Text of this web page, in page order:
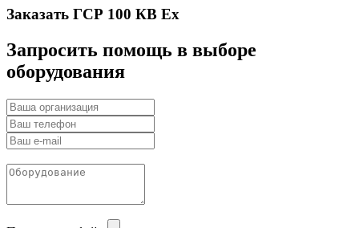
Заказать ГСР 100 КВ Ex
Запросить помощь в выборе
оборудования